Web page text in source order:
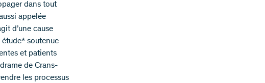
dans tout
appelée
d’une cause
soutenue
et patients
de Crans-
les processus